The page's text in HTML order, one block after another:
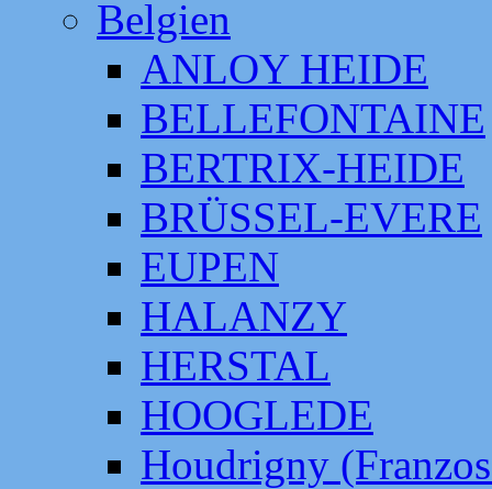
Belgien
ANLOY HEIDE
BELLEFONTAINE
BERTRIX-HEIDE
BRÜSSEL-EVERE
EUPEN
HALANZY
HERSTAL
HOOGLEDE
Houdrigny